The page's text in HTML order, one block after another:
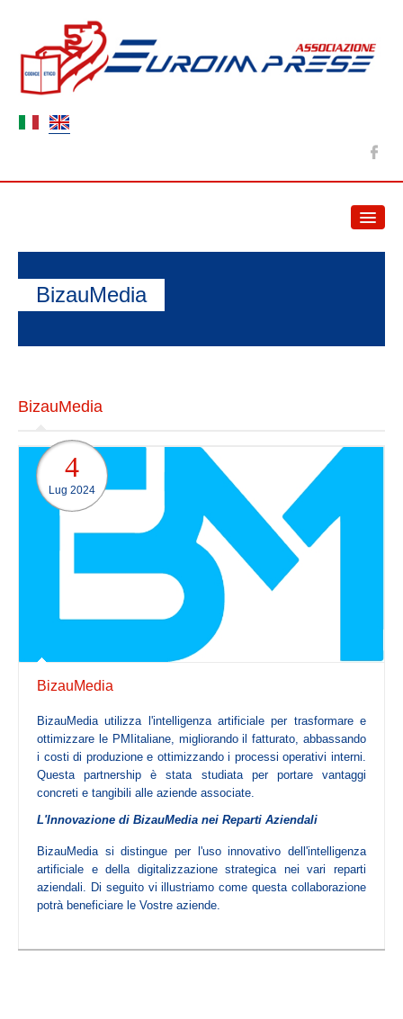
NEWS
Il codice etico
La carta dei valori
Mission
La struttura
Organi Sociali
Ente Bilaterale : E.Bi.Conf.
Servizi fiduciari
Servizi di Organizzazione Contabile ed Amministrativa
Servizi Societari
Servizi di Internazionalizzazione
Servizi di Mediazione Creditizia
BizauMedia
BizauMedia
4
Lug 2024
BizauMedia
BizauMedia utilizza l'intelligenza artificiale per trasformare e
ottimizzare le PMIitaliane, migliorando il fatturato, abbassando
i costi di produzione e ottimizzando i processi operativi interni.
Questa partnership è stata studiata per portare vantaggi
concreti e tangibili alle aziende associate.
L'Innovazione di BizauMedia nei Reparti Aziendali
BizauMedia si distingue per l'uso innovativo dell'intelligenza
artificiale e della digitalizzazione strategica nei vari reparti
aziendali. Di seguito vi illustriamo come questa collaborazione
potrà beneficiare le Vostre aziende.